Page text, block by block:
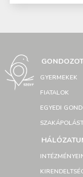
GYERMEKEK
FIATALOK
EGYEDI